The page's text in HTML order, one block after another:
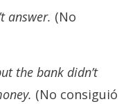
answer. (No
the bank didn’t
(No consiguió